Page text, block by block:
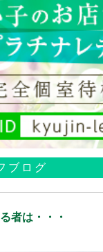
ブログ
者は・・・